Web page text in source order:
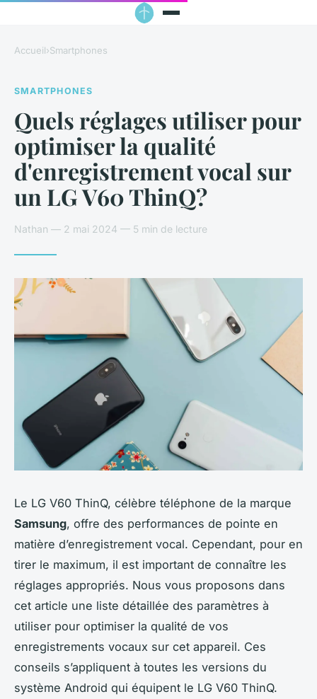
Accueil›Smartphones
SMARTPHONES
Quels réglages utiliser pour
optimiser la qualité
d'enregistrement vocal sur
un LG V60 ThinQ?
Nathan — 2 mai 2024 — 5 min de lecture
Le LG V60 ThinQ, célèbre téléphone de la marque
Samsung, offre des performances de pointe en
matière d’enregistrement vocal. Cependant, pour en
tirer le maximum, il est important de connaître les
réglages appropriés. Nous vous proposons dans
cet article une liste détaillée des paramètres à
utiliser pour optimiser la qualité de vos
enregistrements vocaux sur cet appareil. Ces
conseils s’appliquent à toutes les versions du
système Android qui équipent le LG V60 ThinQ.